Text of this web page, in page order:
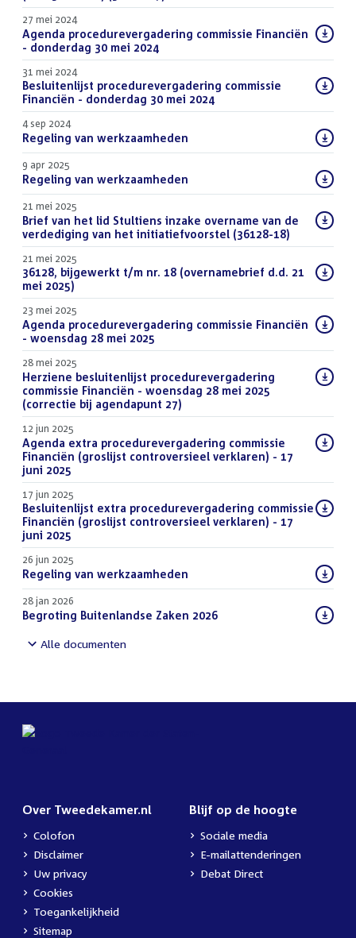
27 mei 2024
Download
bestand:
Agenda procedurevergadering commissie Financiën
- donderdag 30 mei 2024
31 mei 2024
Download
bestand:
Besluitenlijst procedurevergadering commissie
Financiën - donderdag 30 mei 2024
4 sep 2024
Download
bestand:
Regeling van werkzaamheden
9 apr 2025
Download
bestand:
Regeling van werkzaamheden
21 mei 2025
Download
bestand:
Brief van het lid Stultiens inzake overname van de
verdediging van het initiatiefvoorstel (36128-18)
21 mei 2025
Download
bestand:
36128, bijgewerkt t/m nr. 18 (overnamebrief d.d. 21
mei 2025)
23 mei 2025
Download
bestand:
Agenda procedurevergadering commissie Financiën
- woensdag 28 mei 2025
28 mei 2025
Download
bestand:
Herziene besluitenlijst procedurevergadering
commissie Financiën - woensdag 28 mei 2025
(correctie bij agendapunt 27)
12 jun 2025
Download
bestand:
Agenda extra procedurevergadering commissie
Financiën (groslijst controversieel verklaren) - 17
juni 2025
17 jun 2025
Download
bestand:
Besluitenlijst extra procedurevergadering commissie
Financiën (groslijst controversieel verklaren) - 17
juni 2025
26 jun 2025
Download
bestand:
Regeling van werkzaamheden
28 jan 2026
Download
Begroting Buitenlandse Zaken 2026
Alle documenten
Over Tweedekamer.nl
Colofon
Disclaimer
Uw privacy
Cookies
Toegankelijkheid
Sitemap
Blijf op de hoogte
Sociale media
E-mailattenderingen
Debat Direct